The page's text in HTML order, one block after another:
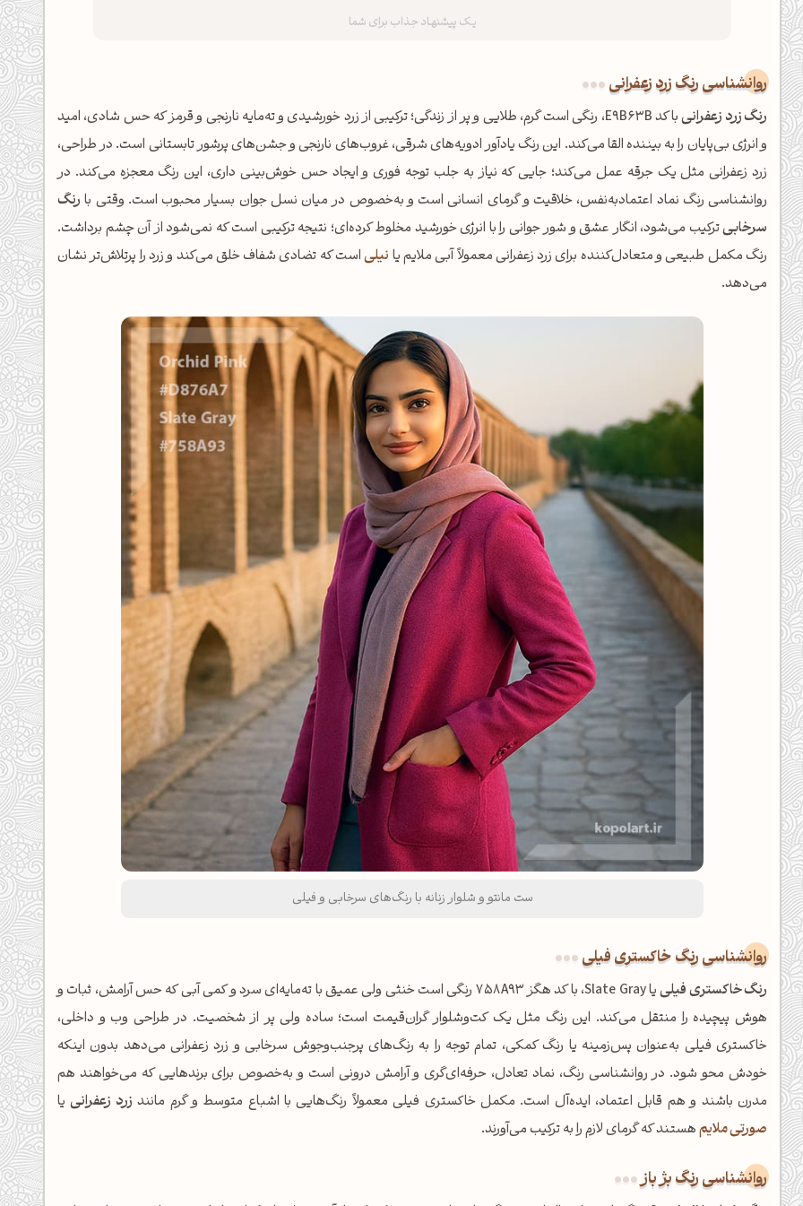
روانشناسی رنگ زرد زعفرانی
رنگ زرد زعفرانی
با کد E9B63B، رنگی است گرم، طلایی و پر از زندگی؛ ترکیبی از زرد خورشیدی و ته‌مایه نارنجی و قرمز که حس شادی، امید
و انرژی بی‌پایان را به بیننده القا می‌کند. این رنگ یادآور ادویه‌های شرقی، غروب‌های نارنجی و جشن‌های پرشور تابستانی است. در طراحی،
زرد زعفرانی مثل یک جرقه عمل می‌کند؛ جایی که نیاز به جلب توجه فوری و ایجاد حس خوش‌بینی داری، این رنگ معجزه می‌کند. در
روانشناسی رنگ نماد اعتمادبه‌نفس، خلاقیت و گرمای انسانی است و به‌خصوص در میان نسل جوان بسیار محبوب است. وقتی بارنگ
سرخابیترکیب می‌شود، انگار عشق و شور جوانی را با انرژی خورشید مخلوط کرده‌ای؛ نتیجه ترکیبی است که نمی‌شود از آن چشم برداشت.
رنگ مکمل طبیعی و متعادل‌کننده برای زرد زعفرانی معمولاً آبی ملایم یانیلیاست که تضادی شفاف خلق می‌کند و زرد را پرتلاش‌تر نشان
می‌دهد.
ست مانتو و شلوار زنانه با رنگ‌های سرخابی و فیلی
روانشناسی رنگ خاکستری فیلی
رنگ خاکستری فیلی
یا Slate Gray، با کد هگز 758A93 رنگی است خنثی ولی عمیق با ته‌مایه‌ای سرد و کمی آبی که حس آرامش، ثبات و
هوش پیچیده را منتقل می‌کند. این رنگ مثل یک کت‌و‌شلوار گران‌قیمت است؛ ساده ولی پر از شخصیت. در طراحی وب و داخلی،
خاکستری فیلی به‌عنوان پس‌زمینه یا رنگ کمکی، تمام توجه را به رنگ‌های پرجنب‌وجوش سرخابی و زرد زعفرانی می‌دهد بدون اینکه
خودش محو شود. در روانشناسی رنگ، نماد تعادل، حرفه‌ای‌گری و آرامش درونی است و به‌خصوص برای برندهایی که می‌خواهند هم
مدرن باشند و هم قابل اعتماد، ایده‌آل است. مکمل خاکستری فیلی معمولاً رنگ‌هایی با اشباع متوسط و گرم مانند زرد زعفرانییا
صورتی ملایمهستند که گرمای لازم را به ترکیب می‌آورند.
روانشناسی رنگ بژ باز
اَپ اندروید